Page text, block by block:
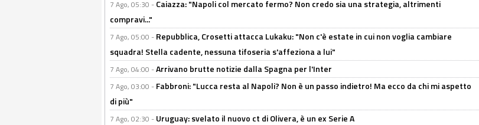
7 Ago, 05:30 - Caiazza: "Napoli col mercato fermo? Non credo sia una strategia, altrimenti
compravi..."
7 Ago, 05:00 - Repubblica, Crosetti attacca Lukaku: "Non c'è estate in cui non voglia cambiare
squadra! Stella cadente, nessuna tifoseria s'affeziona a lui"
7 Ago, 04:00 -Arrivano brutte notizie dalla Spagna per l'Inter
7 Ago, 03:00 - Fabbroni: "Lucca resta al Napoli? Non è un passo indietro! Ma ecco da chi mi aspetto
di più"
7 Ago, 02:30 - Uruguay: svelato il nuovo ct di Olivera, è un ex Serie A